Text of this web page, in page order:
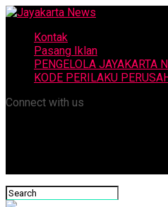
Kontak
Pasang Iklan
PENGELOLA JAYAKARTA
KODE PERILAKU
Connect with us